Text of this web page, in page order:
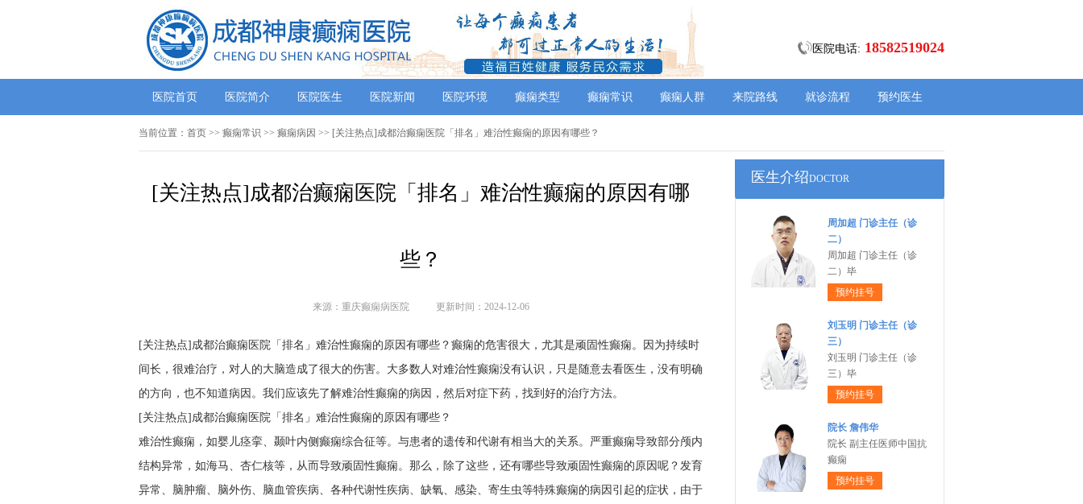
医院电话: 18582519024
医院首页 医院简介 医院医生 医院新闻 医院环境 癫痫类型 癫痫常识 癫痫人群 来院路线 就诊流程 预约医生
当前位置： 首页 >> 癫痫常识 >> 癫痫病因 >> [关注热点]成都治癫痫医院「排名」难治性癫痫的原因有哪些？
[关注热点]成都治癫痫医院「排名」难治性癫痫的原因有哪
些？
来源：重庆癫痫病医院 更新时间：2024-12-06
[关注热点]成都治癫痫医院「排名」难治性癫痫的原因有哪些？癫痫的危害很大，尤其是顽固性癫痫。因为持续时
间长，很难治疗，对人的大脑造成了很大的伤害。大多数人对难治性癫痫没有认识，只是随意去看医生，没有明确
的方向，也不知道病因。我们应该先了解难治性癫痫的病因，然后对症下药，找到好的治疗方法。
[关注热点]成都治癫痫医院「排名」难治性癫痫的原因有哪些？
难治性癫痫，如婴儿痉挛、颞叶内侧癫痫综合征等。与患者的遗传和代谢有相当大的关系。严重癫痫导致部分颅内
结构异常，如海马、杏仁核等，从而导致顽固性癫痫。那么，除了这些，还有哪些导致顽固性癫痫的原因呢？发育
异常、脑肿瘤、脑外伤、脑血管疾病、各种代谢性疾病、缺氧、感染、寄生虫等特殊癫痫的病因引起的症状，由于
医生介绍DOCTOR
周加超 门诊主任（诊
二）
周加超 门诊主任（诊
二）毕
预约挂号
刘玉明 门诊主任（诊
三）
刘玉明 门诊主任（诊
三）毕
预约挂号
院长 詹伟华
院长 副主任医师中国抗
癫痫
预约挂号